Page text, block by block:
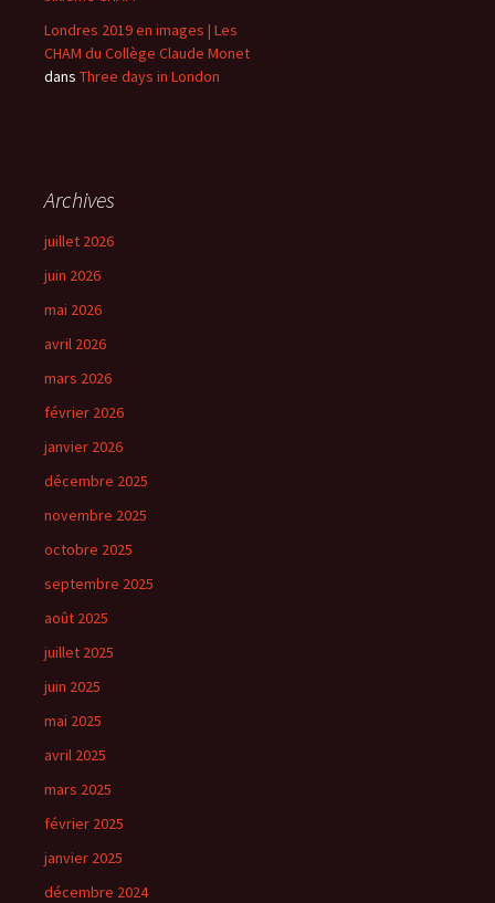
Londres 2019 en images | Les
CHAM du Collège Claude Monet
dans Three days in London
Archives
juillet 2026
juin 2026
mai 2026
avril 2026
mars 2026
février 2026
janvier 2026
décembre 2025
novembre 2025
octobre 2025
septembre 2025
août 2025
juillet 2025
juin 2025
mai 2025
avril 2025
mars 2025
février 2025
janvier 2025
décembre 2024